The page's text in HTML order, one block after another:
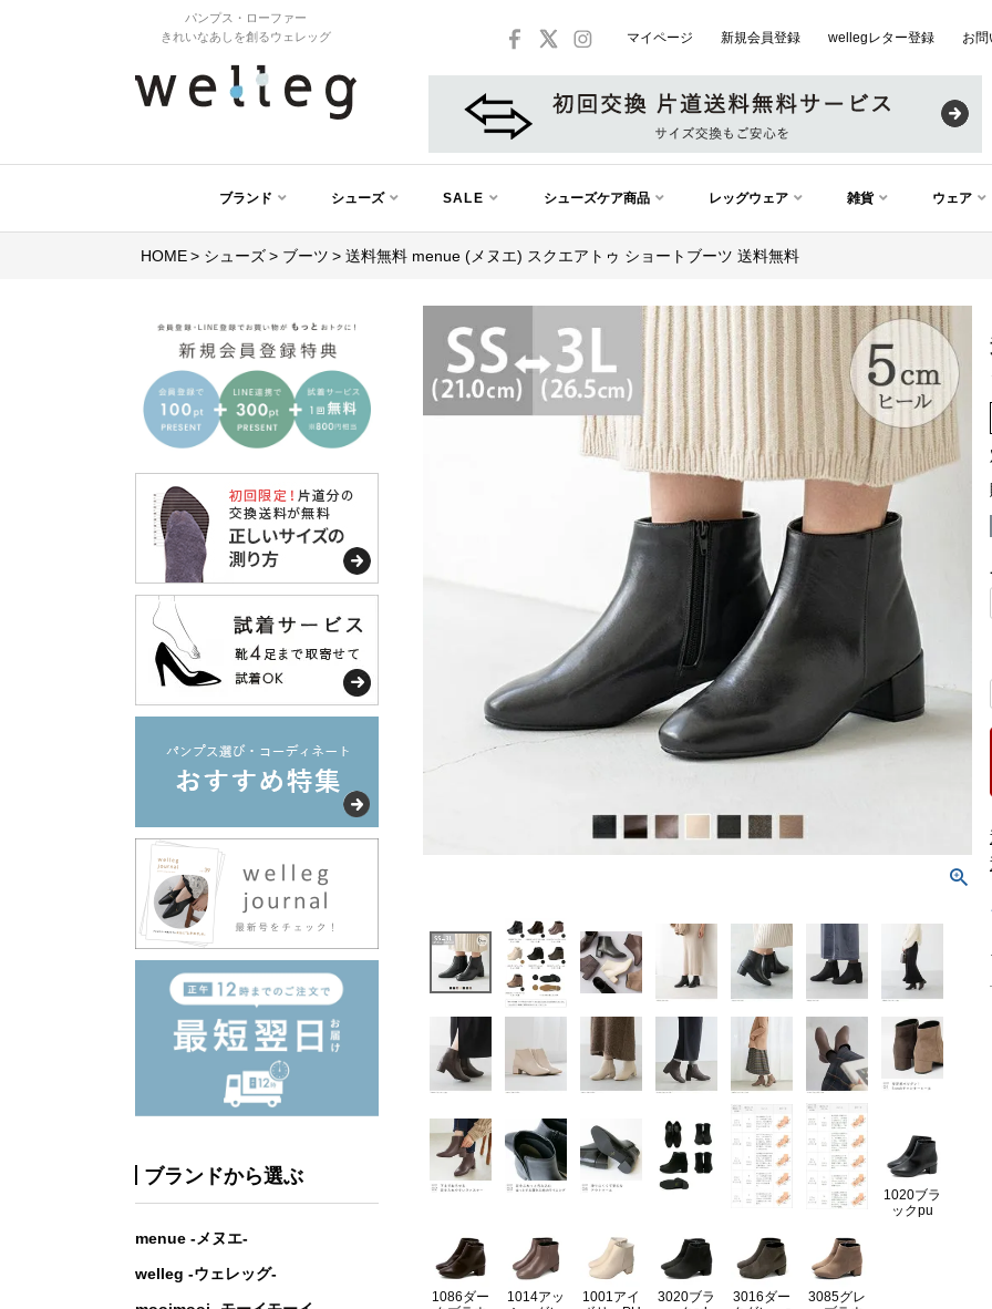
パンプス・ローファー
きれいなあしを創るウェレッグ
マイページ 新規会員登録 wellegレター登録 お
ブランド シューズ SALE シューズケア商品 レッグウェア 雑貨 ウェア
HOME シューズ ブーツ 送料無料 menue (メヌエ) スクエアトゥ ショートブーツ 送料無料
ブランドから選ぶ
menue -メヌエ-
welleg -ウェレッグ-
1020ブラ
ックpu
1086ダー
1014アッ
1001アイ
3020ブラ
3016ダー
3085グレ